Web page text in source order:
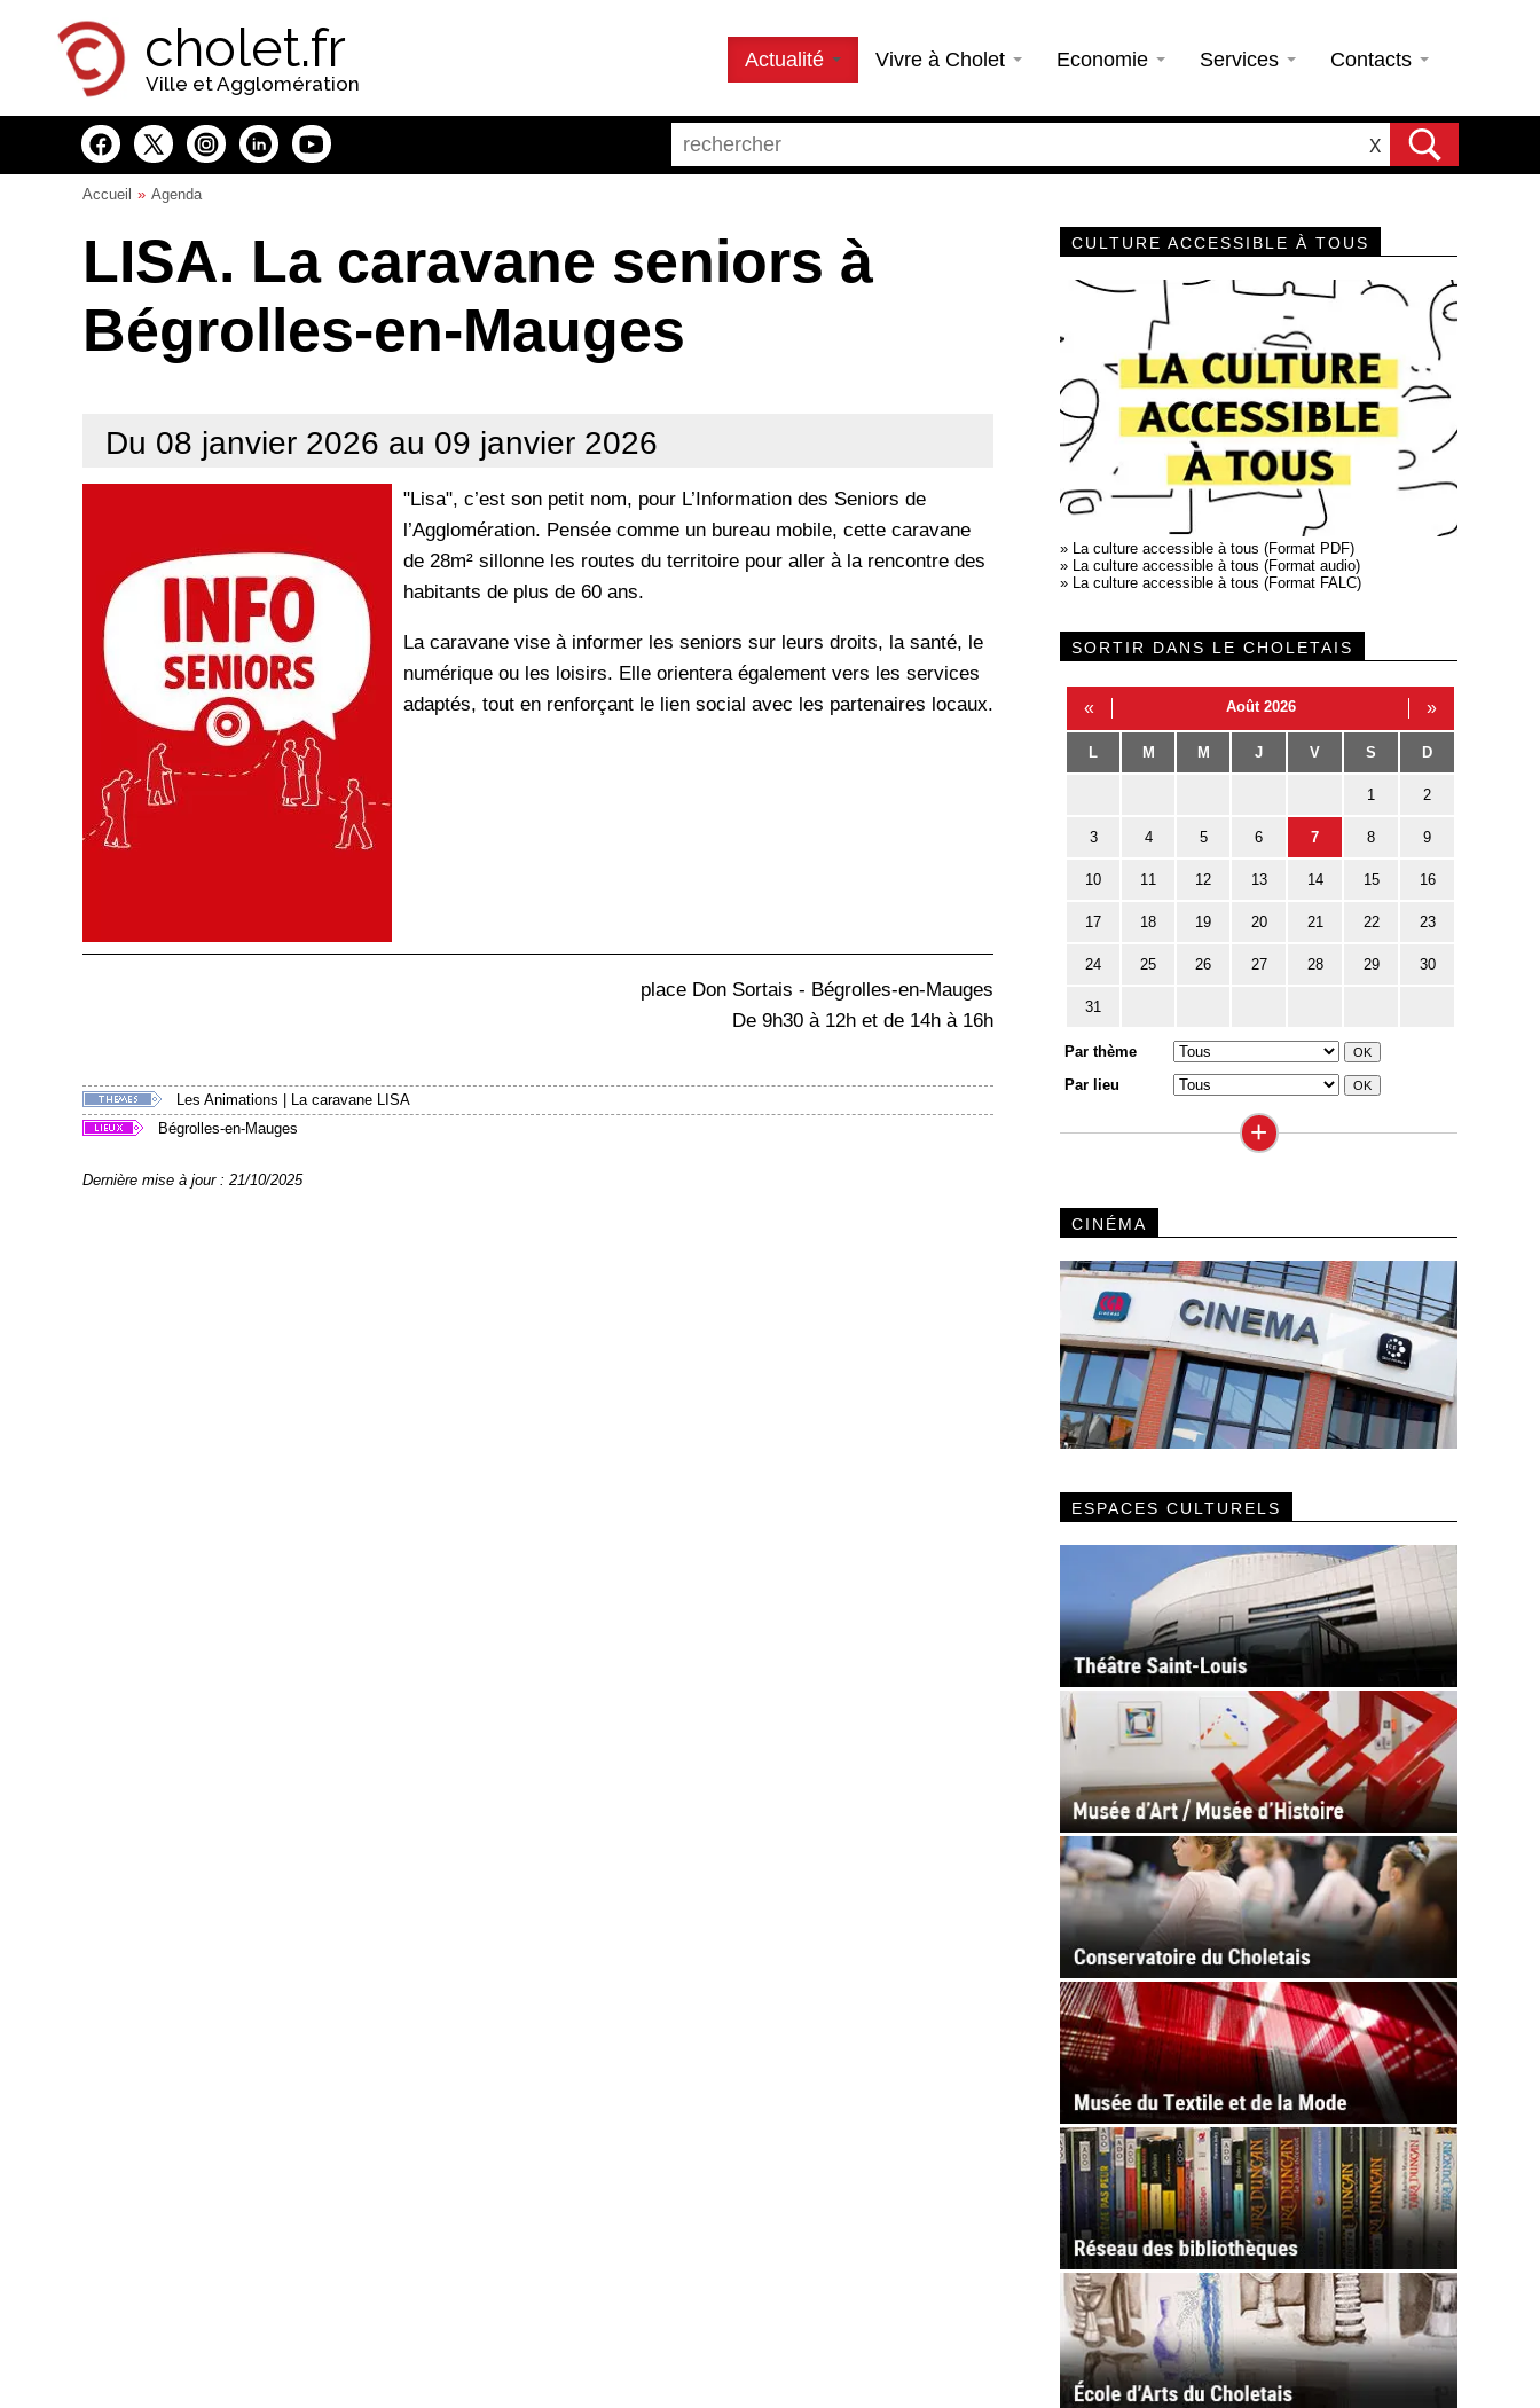
cholet.fr
Ville et Agglomération
Actualité Vivre à Cholet Economie Services Contacts
X
Accueil Agenda
LISA. La caravane seniors à
Bégrolles-en-Mauges
Du 08 janvier 2026 au 09 janvier 2026
"Lisa", c’est son petit nom, pour L’Information des Seniors de
l’Agglomération. Pensée comme un bureau mobile, cette caravane
de 28m² sillonne les routes du territoire pour aller à la rencontre des
habitants de plus de 60 ans.
La caravane vise à informer les seniors sur leurs droits, la santé, le
numérique ou les loisirs. Elle orientera également vers les services
adaptés, tout en renforçant le lien social avec les partenaires locaux.
place Don Sortais - Bégrolles-en-Mauges
De 9h30 à 12h et de 14h à 16h
Les Animations
La caravane LISA
Bégrolles-en-Mauges
Dernière mise à jour : 21/10/2025
CULTURE ACCESSIBLE À TOUS
» La culture accessible à tous (Format PDF)
» La culture accessible à tous (Format audio)
» La culture accessible à tous (Format FALC)
SORTIR DANS LE CHOLETAIS
« Août 2026 »
L M M J V S D
1 2
3 4 5 6 7 8 9
10 11 12 13 14 15 16
17 18 19 20 21 22 23
24 25 26 27 28 29 30
31
Par thème
Par lieu
+
CINÉMA
ESPACES CULTURELS